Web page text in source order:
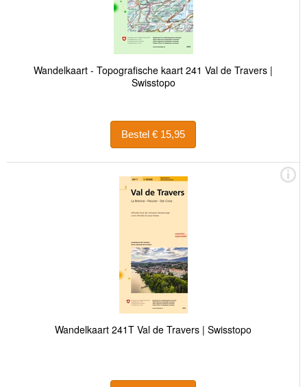
Wandelkaart - Topografische kaart 241 Val de Travers |
Swisstopo
Bestel € 15,95
Wandelkaart 241T Val de Travers | Swisstopo